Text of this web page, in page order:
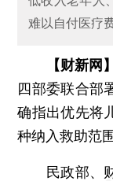
难以自付医疗
【财新网
四部委联合部
确指出优先将
种纳入救助范围
民政部、财